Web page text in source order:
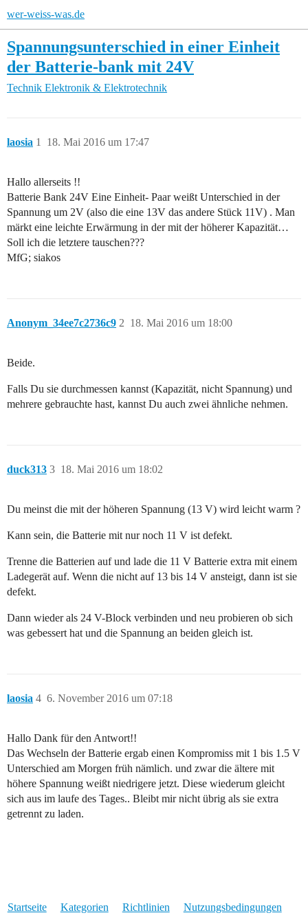
wer-weiss-was.de
Spannungsunterschied in einer Einheit
der Batterie-bank mit 24V
Technik Elektronik & Elektrotechnik
laosia 18. Mai 2016 um 17:47
1
Hallo allerseits !!
Batterie Bank 24V Eine Einheit- Paar weißt Unterschied in der
Spannung um 2V (also die eine 13V das andere Stück 11V) . Man
märkt eine leichte Erwärmung in der mit der höherer Kapazität…
Soll ich die letztere tauschen???
MfG; siakos
Anonym_34ee7c2736c9 18. Mai 2016 um 18:00
2
Beide.
Falls Du sie durchmessen kannst (Kapazität, nicht Spannung) und
mehrere gebrauchte hast, kannst Du auch zwei ähnliche nehmen.
duck313 18. Mai 2016 um 18:02
3
Du meinst die mit der höheren Spannung (13 V) wird leicht warm ?
Kann sein, die Batterie mit nur noch 11 V ist defekt.
Trenne die Batterien auf und lade die 11 V Batterie extra mit einem
Ladegerät auf. Wenn die nicht auf 13 bis 14 V ansteigt, dann ist sie
defekt.
Dann wieder als 24 V-Block verbinden und neu probieren ob sich
was gebessert hat und die Spannung an beiden gleich ist.
laosia 6. November 2016 um 07:18
4
Hallo Dank für den Antwort!!
Das Wechseln der Batterie ergab einen Kompromiss mit 1 bis 1.5 V
Unterschied am Morgen früh nämlich. und zwar die ältere mit
höhere Spannung weißt niedrigere jetzt. Diese wiederum gleicht
sich aus im laufe des Tages.. Bleibt mir nicht übrig als sie extra
getrennt zu laden.
Startseite Kategorien Richtlinien Nutzungsbedingungen